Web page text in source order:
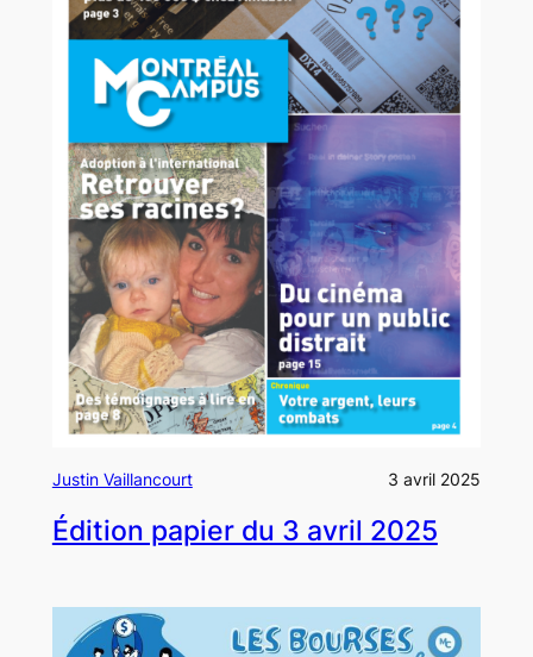
Justin Vaillancourt 3 avril 2025
Édition papier du 3 avril 2025